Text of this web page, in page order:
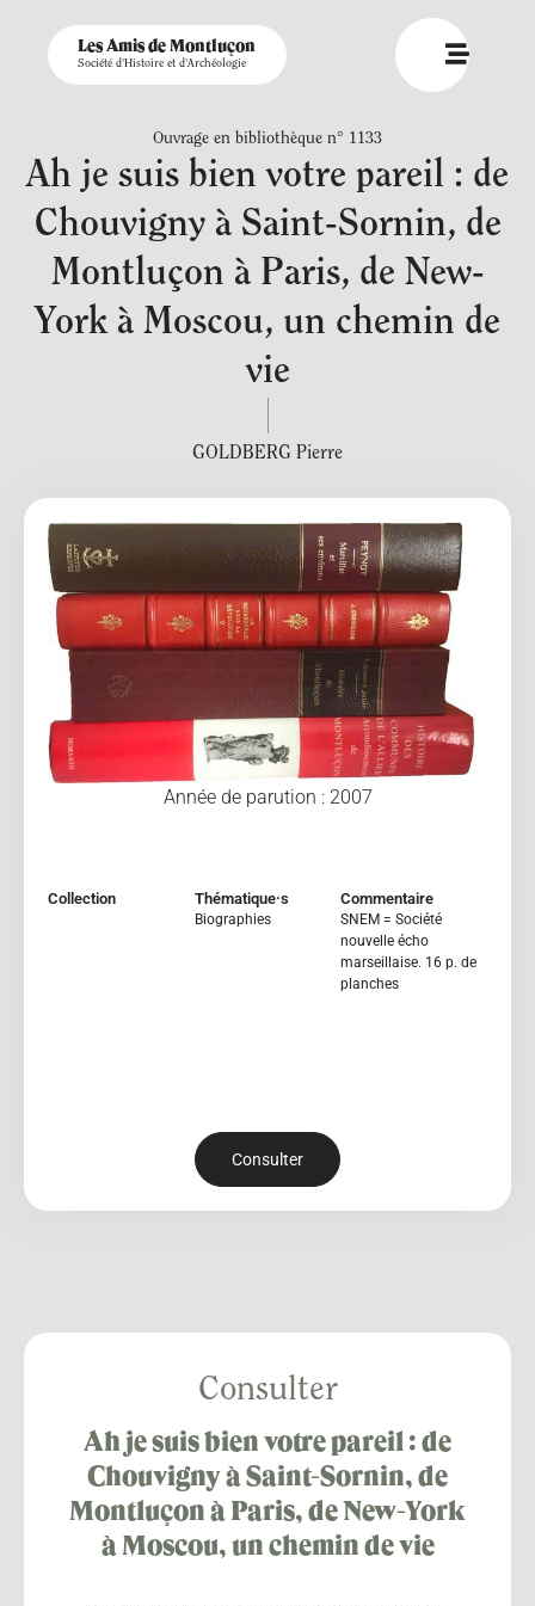
Les Amis de Montluçon
Société d'Histoire et d'Archéologie
Ouvrage en bibliothèque n° 1133
Ah je suis bien votre pareil : de
Chouvigny à Saint-Sornin, de
Montluçon à Paris, de New-
York à Moscou, un chemin de
vie
GOLDBERG Pierre
Année de parution : 2007
Collection Thématique·s
Biographies
Commentaire
SNEM = Société
nouvelle écho
marseillaise. 16 p. de
planches
Consulter
Consulter
Ah je suis bien votre pareil : de
Chouvigny à Saint-Sornin, de
Montluçon à Paris, de New-York
à Moscou, un chemin de vie